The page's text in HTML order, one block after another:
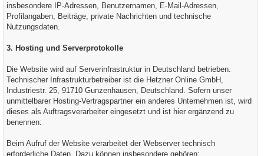
insbesondere IP-Adressen, Benutzernamen, E-Mail-Adressen,
Profilangaben, Beiträge, private Nachrichten und technische
Nutzungsdaten.
3. Hosting und Serverprotokolle
Die Website wird auf Serverinfrastruktur in Deutschland betrieben.
Technischer Infrastrukturbetreiber ist die Hetzner Online GmbH,
Industriestr. 25, 91710 Gunzenhausen, Deutschland. Sofern unser
unmittelbarer Hosting-Vertragspartner ein anderes Unternehmen ist, wird
dieses als Auftragsverarbeiter eingesetzt und ist hier ergänzend zu
benennen:
Beim Aufruf der Website verarbeitet der Webserver technisch
erforderliche Daten. Dazu können insbesondere gehören: